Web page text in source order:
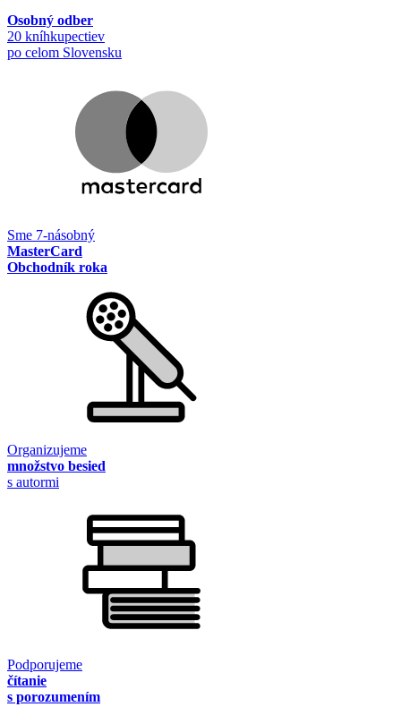
Osobný odber
20 kníhkupectiev
po celom Slovensku
Sme 7-násobný
MasterCard
Obchodník roka
Organizujeme
množstvo besied
s autormi
Podporujeme
čítanie
s porozumením